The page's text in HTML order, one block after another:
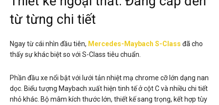
từ từng chi tiết
Ngay từ cái nhìn đầu tiên, Mercedes-Maybach S-Class đã cho
thấy sự khác biệt so với S-Class tiêu chuẩn.
Phần đầu xe nổi bật với lưới tản nhiệt mạ chrome cỡ lớn dạng nan
dọc. Biểu tượng Maybach xuất hiện tinh tế ở cột C và nhiều chi tiết
nhỏ khác. Bộ mâm kích thước lớn, thiết kế sang trọng, kết hợp tùy